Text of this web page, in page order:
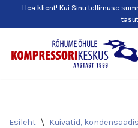
content
Hea klient! Kui Sinu tellimuse
Esileht \ Kuivatid,